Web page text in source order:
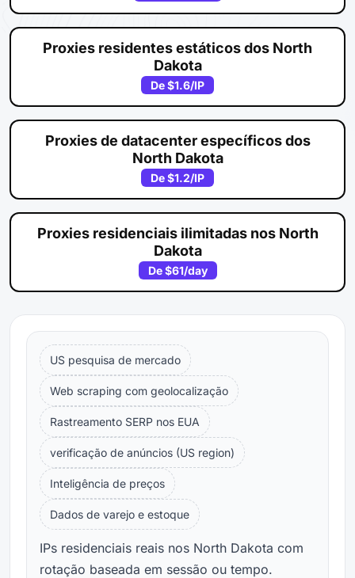
Proxies residentes estáticos dos North
Dakota
De$1.6/IP
Proxies de datacenter específicos dos
North Dakota
De$1.2/IP
Proxies residenciais ilimitadas nos North
Dakota
De$61/day
US pesquisa de mercado
Web scraping com geolocalização
Rastreamento SERP nos EUA
verificação de anúncios (US region)
Inteligência de preços
Dados de varejo e estoque
IPs residenciais reais nos North Dakota com
rotação baseada em sessão ou tempo.